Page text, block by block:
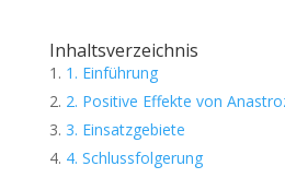
Inhaltsverzeichnis
1. Einführung
2. Positive Effekte von
3. Einsatzgebiete
4. Schlussfolgerung